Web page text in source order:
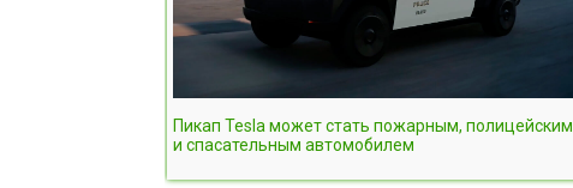
Пикап Tesla может стать пожарным, полицейским
и спасательным автомобилем